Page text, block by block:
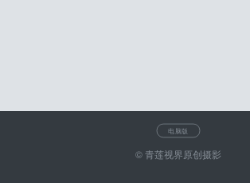
电脑版
© 青莲视界原创摄影